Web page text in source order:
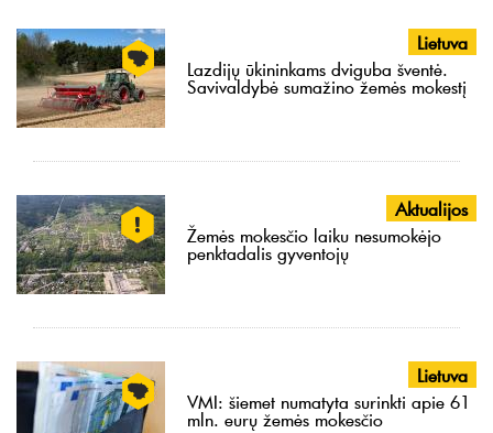
Lietuva
Lazdijų ūkininkams dviguba šventė.
Savivaldybė sumažino žemės mokestį
Aktualijos
Žemės mokesčio laiku nesumokėjo
penktadalis gyventojų
Lietuva
VMI: šiemet numatyta surinkti apie 61
mln. eurų žemės mokesčio